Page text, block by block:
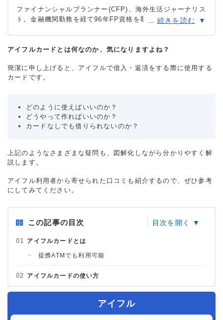
ファイナンシャルプランナー(CFP)、海外生活ジャーナリス
ト。金融機関勤務を経て96年FP資格を取得。現在は、FPと
応しており、特にカナダや韓国への移住や金融・保険情報
＞＞公式ページ
続きを読む
アイフルカードとは何なのか、気になりますよね？
簡潔に申し上げると、アイフルで借入・返済をする際に使用する
カードです。
どのように使えばいいのか？
どうやって作ればいいのか？
カードなしでも借りられないのか？
上記のようなさまざまな疑問も、図解化しながら分かりやすく解
説します。
アイフル利用者から寄せられた口コミも紹介するので、ぜひ参考
にしてみてください。
この記事の目次
アイフルカードとは
提携ATMでも利用可能
アイフルカードの使い方
アイフル